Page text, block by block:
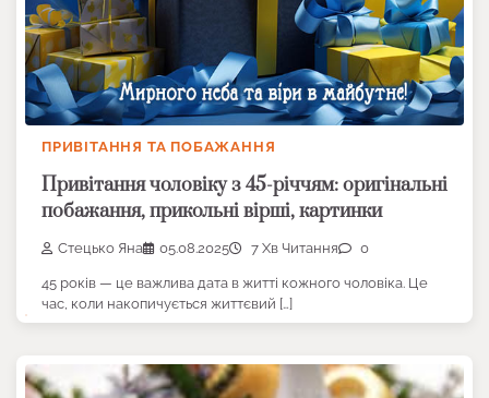
ПРИВІТАННЯ ТА ПОБАЖАННЯ
Привітання чоловіку з 45-річчям: оригінальні
побажання, прикольні вірші, картинки
Стецько Яна 05.08.2025 7 Хв Читання 0
45 років — це важлива дата в житті кожного чоловіка. Це
час, коли накопичується життєвий […]